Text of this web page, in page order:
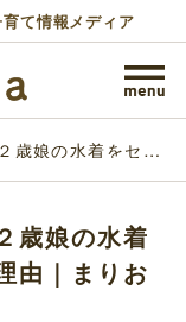
て情報メディア
歳娘の水着をセパ
歳娘の水着
由｜まりお